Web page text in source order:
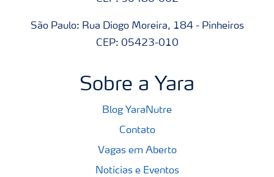
São Paulo: Rua Diogo Moreira, 184 - Pinheiros
CEP: 05423-010
Sobre a Yara
Blog YaraNutre
Contato
Vagas em Aberto
Notícias e Eventos